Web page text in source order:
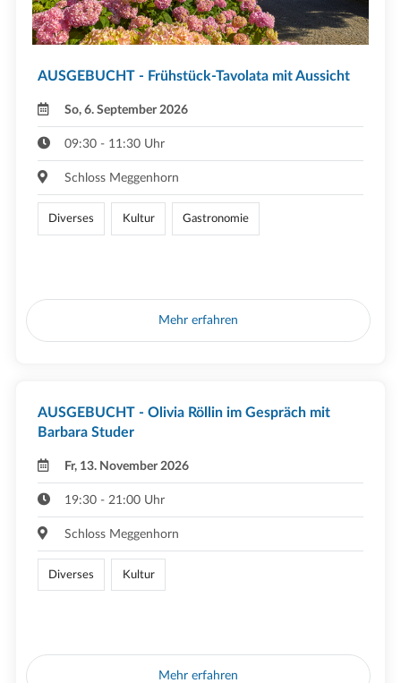
AUSGEBUCHT - Frühstück-Tavolata mit Aussicht
So, 6. September 2026
09:30 - 11:30 Uhr
Schloss Meggenhorn
Diverses Kultur Gastronomie
Mehr erfahren
AUSGEBUCHT - Olivia Röllin im Gespräch mit
Barbara Studer
Fr, 13. November 2026
19:30 - 21:00 Uhr
Schloss Meggenhorn
Diverses Kultur
Mehr erfahren